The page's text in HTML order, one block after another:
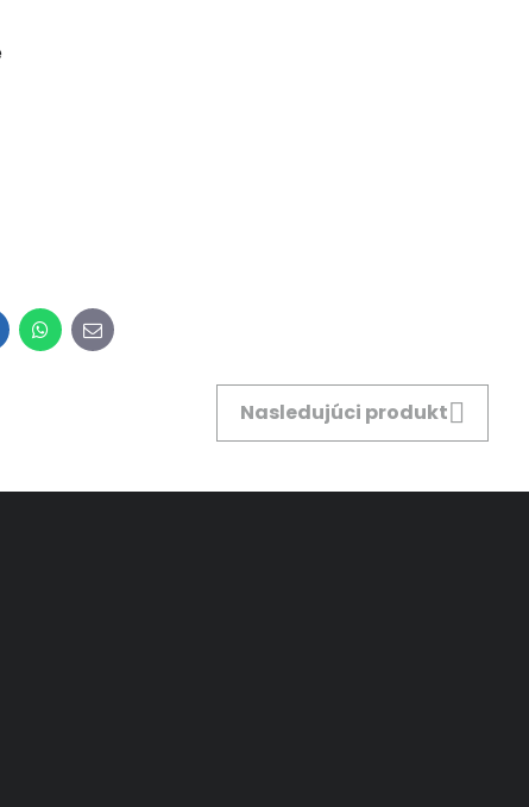
WhatsApp
E-
mail
Nasledujúci produkt